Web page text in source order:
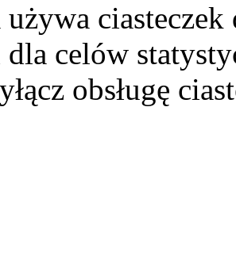
używa
celów
obsługę